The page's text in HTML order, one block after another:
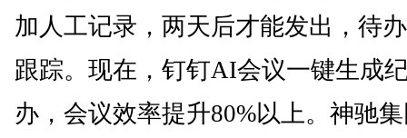
加人工记录，两天后才能发出，待
跟踪。现在，钉钉AI会议一键生成
办，会议效率提升80%以上。神驰